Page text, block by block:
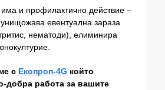
и профилактично действие –
евентуална зараза
нематоди), елиминира
с Екопроп-4G който
добра работа за вашите